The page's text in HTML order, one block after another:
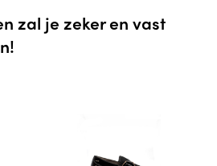
zal je zeker en vast